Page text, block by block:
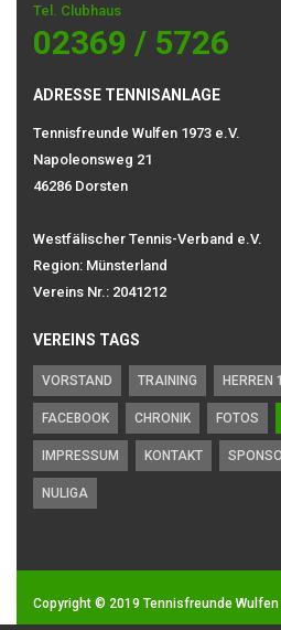
Tel. Clubhaus
02369 / 5726
ADRESSE TENNISANLAGE
Tennisfreunde Wulfen 1973 e.V.
Napoleonsweg 21
46286 Dorsten
Westfälischer Tennis-Verband e.V.
Region: Münsterland
Vereins Nr.: 2041212
VEREINS TAGS
VORSTAND TRAINING HERREN 1
FACEBOOK CHRONIK FOTOS
IMPRESSUM KONTAKT
NULIGA
Copyright © 2019 Tennisfreunde Wulfen